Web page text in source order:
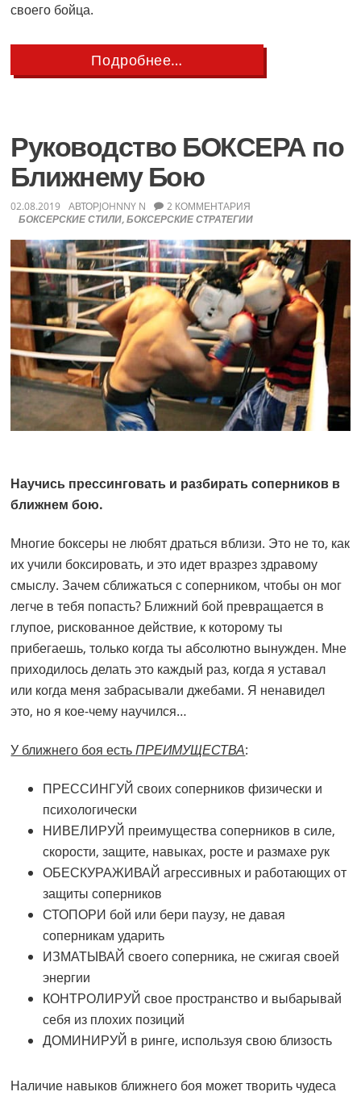
своего бойца.
Подробнее…
Советы
для
Тренеров
Руководство БОКСЕРА по
Ближнему Бою
02.08.2019 АВТОРJOHNNY N
БОКСЕРСКИЕ СТИЛИ,БОКСЕРСКИЕ СТРАТЕГИИ
2 КОММЕНТАРИЯ
Научись прессинговать и разбирать соперников в
ближнем бою.
Многие боксеры не любят драться вблизи. Это не то, как
их учили боксировать, и это идет вразрез здравому
смыслу. Зачем сближаться с соперником, чтобы он мог
легче в тебя попасть? Ближний бой превращается в
глупое, рискованное действие, к которому ты
прибегаешь, только когда ты абсолютно вынужден. Мне
приходилось делать это каждый раз, когда я уставал
или когда меня забрасывали джебами. Я ненавидел
это, но я кое-чему научился…
У ближнего боя естьПРЕИМУЩЕСТВА:
ПРЕССИНГУЙ своих соперников физически и
психологически
НИВЕЛИРУЙ преимущества соперников в силе,
скорости, защите, навыках, росте и размахе рук
ОБЕСКУРАЖИВАЙ агрессивных и работающих от
защиты соперников
СТОПОРИ бой или бери паузу, не давая
соперникам ударить
ИЗМАТЫВАЙ своего соперника, не сжигая своей
энергии
КОНТРОЛИРУЙ свое пространство и выбарывай
себя из плохих позиций
ДОМИНИРУЙ в ринге, используя свою близость
Наличие навыков ближнего боя может творить чудеса